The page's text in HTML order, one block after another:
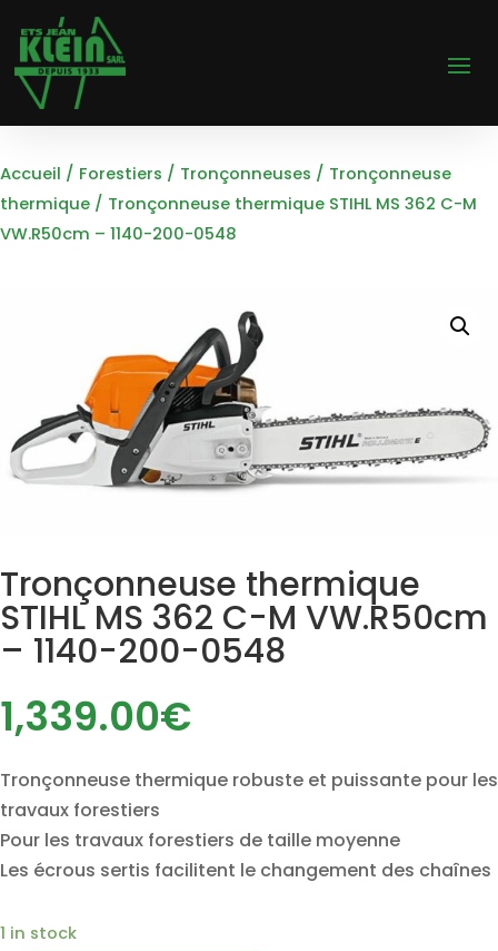
Accueil / Forestiers / Tronçonneuses / Tronçonneuse
thermique / Tronçonneuse thermique STIHL MS 362 C-M
VW.R50cm – 1140-200-0548
Tronçonneuse thermique
STIHL MS 362 C-M VW.R50cm
– 1140-200-0548
1,339.00€
Tronçonneuse thermique robuste et puissante pour les
travaux forestiers
Pour les travaux forestiers de taille moyenne
Les écrous sertis facilitent le changement des chaînes
1 in stock